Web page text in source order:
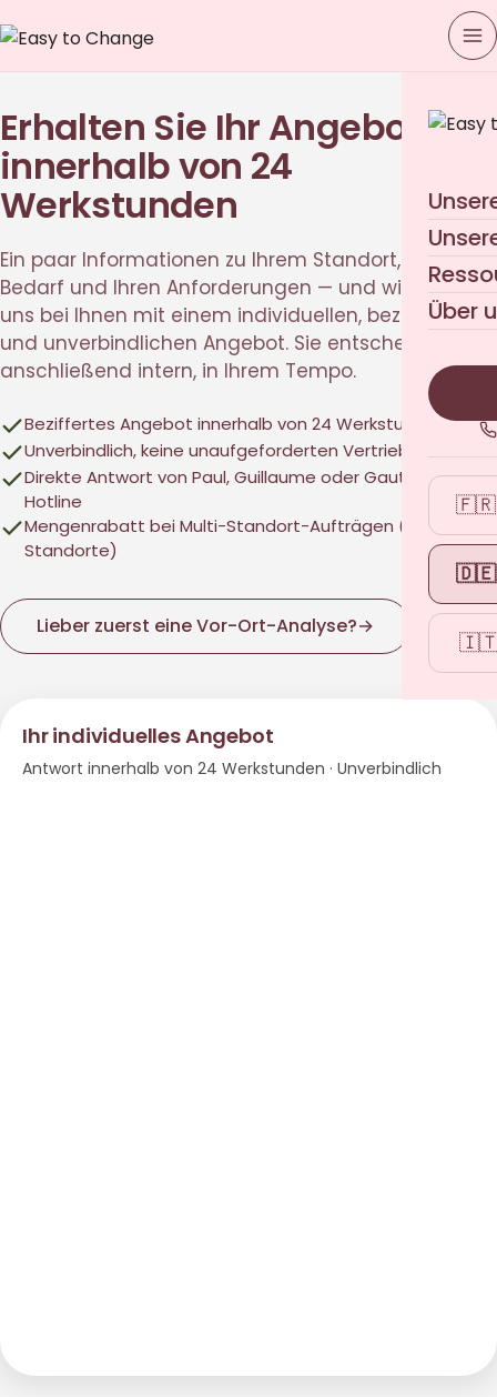
Über
🇫🇷
🇩🇪
Erhalten Sie Ihr Angebot
innerhalb von 24
Werkstunden
Ein paar Informationen zu Ihrem Standort, Ihrem
Bedarf und Ihren Anforderungen — und wir melden
uns bei Ihnen mit einem individuellen, bezifferten
und unverbindlichen Angebot. Sie entscheiden
anschließend intern, in Ihrem Tempo.
Beziffertes Angebot innerhalb von 24 Werkstunden
Unverbindlich, keine unaufgeforderten Vertriebsanrufe
Direkte Antwort von Paul, Guillaume oder Gautier — keine
Hotline
Mengenrabatt bei Multi-Standort-Aufträgen (ab 5
Standorte)
Lieber zuerst eine Vor-Ort-Analyse?→
Ihr individuelles Angebot
Antwort innerhalb von 24 Werkstunden · Unverbindlich